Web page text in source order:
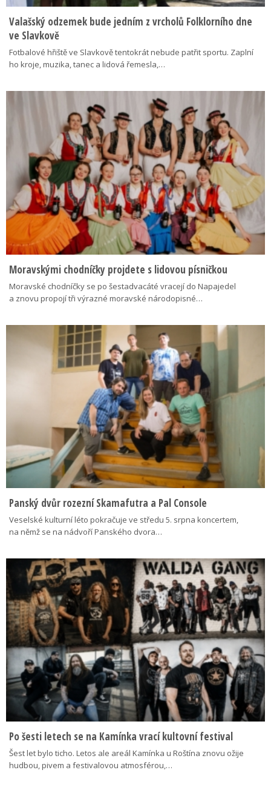
Valašský odzemek bude jedním z vrcholů Folklorního dne
ve Slavkově
Fotbalové hřiště ve Slavkově tentokrát nebude patřit sportu. Zaplní
ho kroje, muzika, tanec a lidová řemesla,…
Moravskými chodníčky projdete s lidovou písničkou
Moravské chodníčky se po šestadvacáté vracejí do Napajedel
a znovu propojí tři výrazné moravské národopisné…
Panský dvůr rozezní Skamafutra a Pal Console
Veselské kulturní léto pokračuje ve středu 5. srpna koncertem,
na němž se na nádvoří Panského dvora…
Po šesti letech se na Kamínka vrací kultovní festival
Šest let bylo ticho. Letos ale areál Kamínka u Roštína znovu ožije
hudbou, pivem a festivalovou atmosférou,…